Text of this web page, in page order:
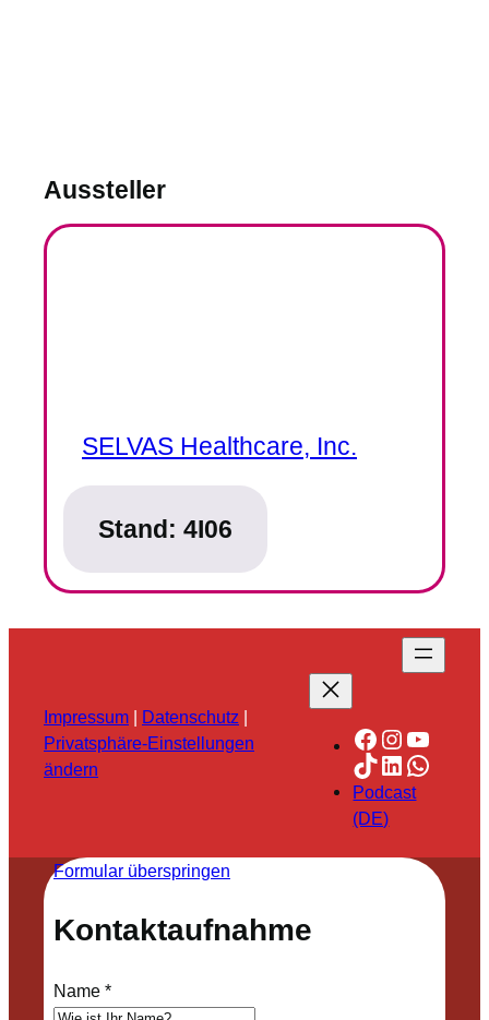
Aussteller
SELVAS Healthcare, Inc.
Stand: 4I06
Impressum | Datenschutz |
Privatsphäre-Einstellungen
ändern
Facebook
TikTok
LinkedIn
Podcast
(DE)
Formular überspringen
Kontaktaufnahme
Name*